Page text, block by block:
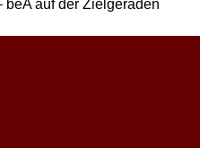
beA auf der Zielgeraden